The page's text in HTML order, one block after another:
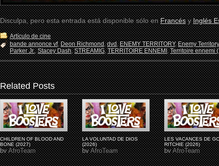
Disculpa, pero esta entrada está disponible sólo enFrancésyInglés
Artículo de cine
bande annonce vf,Deon Richmond,dvd,ENEMY TERRITORY,Enemy
Parker Jr.,Stacey Dash,STREAMIG,TERRITOIRE ENNEMI,Territoire ennemi
Related Posts
CHILDREN OF BLOOD AND
BONE (2027)
byAfroTeam
LA VOLUNTAD DE DIOS
(2026)
byAfroTeam
LES VACANCES DE
RITCHIE (2026)
byAfroTeam